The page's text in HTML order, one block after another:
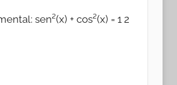
sen²(x) + cos²(x) = 1 2